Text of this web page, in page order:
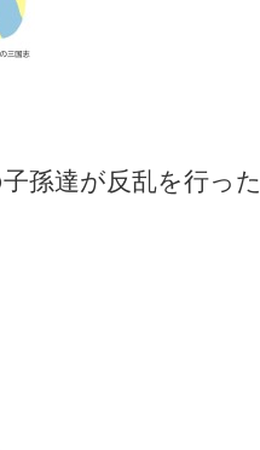
孫達が反乱を行った